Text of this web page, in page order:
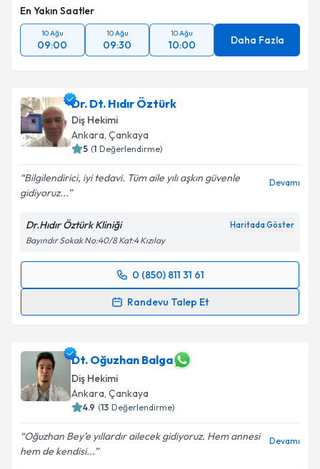
En Yakın Saatler
10 Ağu
09:00
10 Ağu
09:30
10 Ağu
10:00 Daha Fazla
Dr. Dt. Hıdır Öztürk
Diş Hekimi
Ankara, Çankaya
5 (1 Değerlendirme)
Bilgilendirici, iyi tedavi. Tüm aile yılı aşkın güvenle
gidiyoruz...
Devamı
Dr.Hıdır Öztürk Kliniği Haritada Göster
Bayındır Sokak No:40/8 Kat:4 Kızılay
0 (850) 811 31 61
Randevu Talep Et
Randevu Takvimi Talebi
takvim hazırlandığında e-posta ile bilgilendireceğiz.
E-posta Adresiniz
Kişisel verilerimin işlenmesine ilişkin
Dt. Oğuzhan Balga
Diş Hekimi
Ankara, Çankaya
4.9 (13 Değerlendirme)
Oğuzhan Bey’e yıllardır ailecek gidiyoruz. Hem annesi
hem de kendisi...
Devamı